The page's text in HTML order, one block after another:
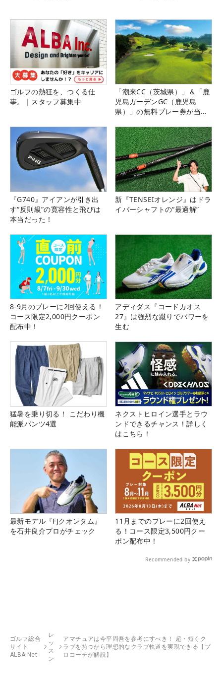
ゴルフの熱狂を、つくる仕
事。｜スタッフ募集中
「潮来CC（茨城県）」＆「鹿
児島ガーデンGC（鹿児島
県）」の無料プレー券が当た
『G740』アイアンが引き出
す“反則級”の寛容性と飛びは
本当だった！
新『TENSEIオレンジ』はドラ
イバーシャフトの“最適解”
8-9月のプレーに2回使える！
コース限定2,000円クーポン
配布中！
アディダス『コードカオス
27』は強烈な蹴りでパワーを
生む
猛暑を乗り切る！ こだわり機
能派パンツ4選
ネクストヒロイン選手とラウ
ンドできるチャンス！詳しく
はこちら！
最新モデル『FJクオンタム』
を石井良介プロがチェック
11月までのプレーに2回使え
る！コース限定3,500円クー
ポン配布中！
Recommended by
ゴルフ総合
サイト
ALBA Net
レ
ッ
ス
ン
アマチュアは今平周吾を参考にすべき！ 超・短くク
ラブを持つから理想的なクラブ軌道を実現できる【プ
ロコーチが解説】